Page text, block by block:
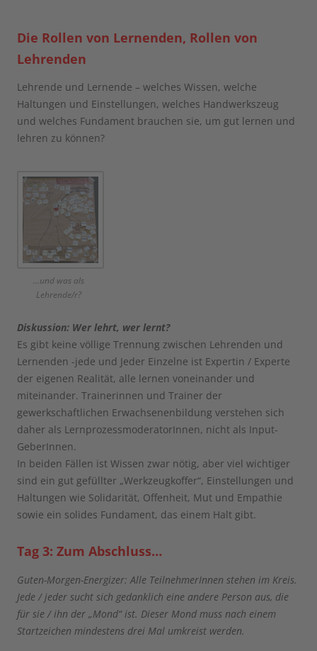
Die Rollen von Lernenden, Rollen von
Lehrenden
Lehrende und Lernende – welches Wissen, welche
Haltungen und Einstellungen, welches Handwerkszeug
und welches Fundament brauchen sie, um gut lernen und
lehren zu können?
…und was als
Lehrende/r?
Diskussion: Wer lehrt, wer lernt?
Es gibt keine völlige Trennung zwischen Lehrenden und
Lernenden -jede und Jeder Einzelne ist Expertin / Experte
der eigenen Realität, alle lernen voneinander und
miteinander. Trainerinnen und Trainer der
gewerkschaftlichen Erwachsenenbildung verstehen sich
daher als LernprozessmoderatorInnen, nicht als Input-
GeberInnen.
In beiden Fällen ist Wissen zwar nötig, aber viel wichtiger
sind ein gut gefüllter „Werkzeugkoffer“, Einstellungen und
Haltungen wie Solidarität, Offenheit, Mut und Empathie
sowie ein solides Fundament, das einem Halt gibt.
Tag 3: Zum Abschluss…
Guten-Morgen-Energizer: Alle TeilnehmerInnen stehen im Kreis.
Jede / jeder sucht sich gedanklich eine andere Person aus, die
für sie / ihn der „Mond“ ist. Dieser Mond muss nach einem
Startzeichen mindestens drei Mal umkreist werden.